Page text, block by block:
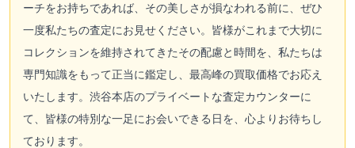
ーチをお持ちであれば、その美しさが損なわれる前に、ぜひ
一度私たちの査定にお見せください。皆様がこれまで大切に
コレクションを維持されてきたその配慮と時間を、私たちは
専門知識をもって正当に鑑定し、最高峰の買取価格でお応え
いたします。渋谷本店のプライベートな査定カウンターに
て、皆様の特別な一足にお会いできる日を、心よりお待ちし
ております。